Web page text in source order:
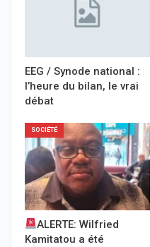
EEG / Synode national :
l’heure du bilan, le vrai
débat
SOCIÉTÉ
ALERTE: Wilfried
Kamitatou a été